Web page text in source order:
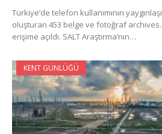
Türkiye’de telefon kullanımının
oluşturan 453 belge ve fotoğraf
erişime açıldı. SALT Araştırma’nın…
KENT GÜNLÜĞÜ